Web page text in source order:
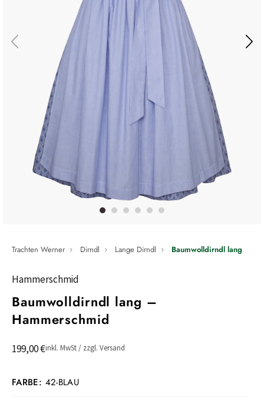
Trachten Werner Dirndl Lange Dirndl Baumwolldirndl lang
Hammerschmid
Baumwolldirndl lang –
Hammerschmid
199,00 €inkl. MwSt / zzgl. Versand
FARBE: 42-BLAU